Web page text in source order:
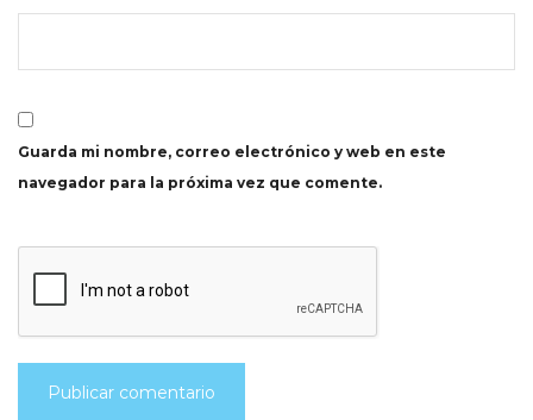
Guarda mi nombre, correo electrónico y web en este
navegador para la próxima vez que comente.